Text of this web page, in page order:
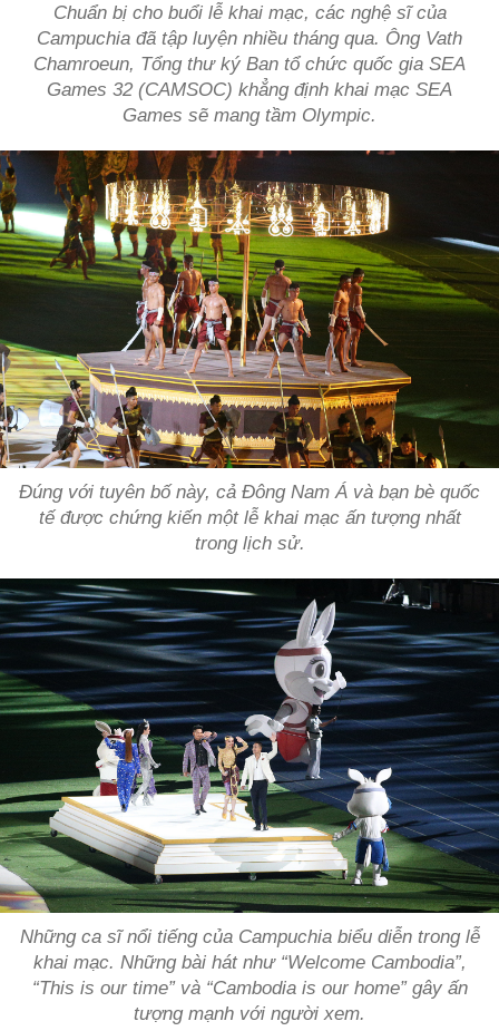
Chuẩn bị cho buổi lễ khai mạc, các nghệ sĩ của
Campuchia đã tập luyện nhiều tháng qua. Ông Vath
Chamroeun, Tổng thư ký Ban tổ chức quốc gia SEA
Games 32 (CAMSOC) khẳng định khai mạc SEA
Games sẽ mang tầm Olympic.
Đúng với tuyên bố này, cả Đông Nam Á và bạn bè quốc
tế được chứng kiến một lễ khai mạc ấn tượng nhất
trong lịch sử.
Những ca sĩ nổi tiếng của Campuchia biểu diễn trong lễ
khai mạc. Những bài hát như “Welcome Cambodia”,
“This is our time” và “Cambodia is our home” gây ấn
tượng mạnh với người xem.